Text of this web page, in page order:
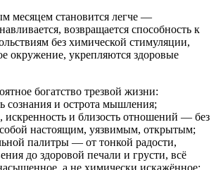
месяцем становится легче —
возвращается способность к
без химической стимуляции,
окружение, укрепляются здоровые
богатство трезвой жизни:
сознания и острота мышления;
искренность и близость отношений — без
настоящим, уязвимым, открытым;
палитры — от тонкой радости,
до здоровой печали и грусти, всё